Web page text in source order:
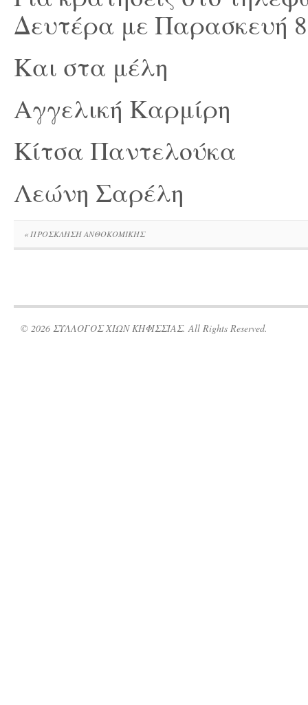
Δευτέρα με Παρασκευή
Και στα μέλη
Αγγελική
Κίτσα
Λεώνη
«ΠΡΟΣΚΛΗΣΗ ΑΝΘΟΚΟΜΙΚΗΣ
© 2026 ΣΥΛΛΟΓΟΣ ΧΙΩΝ ΚΗΦΙΣΣΙΑΣ. All Rights Reserved.